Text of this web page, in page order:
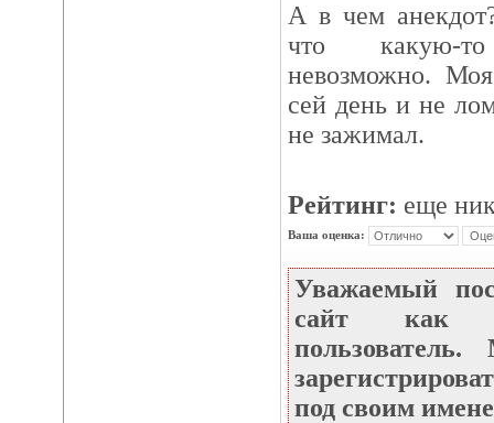
А в чем
что какую-
невозможно.
сей день и не
не зажимал.
Рейтинг: еще
Ваша оценка:
Уважаемый
сайт как
под своим